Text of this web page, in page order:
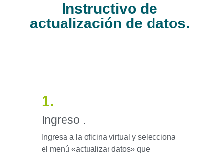
Instructivo de
actualización de datos.
1.
Ingreso .
Ingresa a la oficina virtual y selecciona
el menú «actualizar datos» que